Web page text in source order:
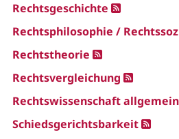
Rechtsgeschichte
Rechtsphilosophie /
Rechtstheorie
Rechtsvergleichung
Rechtswissenschaft allgemein
Schiedsgerichtsbarkeit